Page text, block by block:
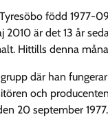
född 1977-
2010 är det 13 år
Hittills denna
där han
och
20 september